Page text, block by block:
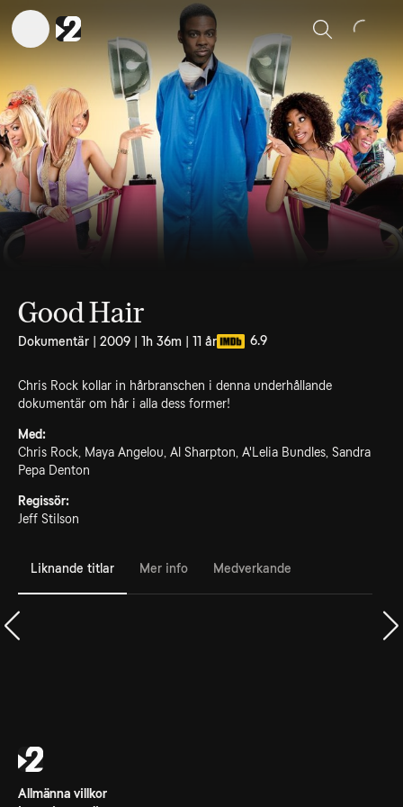
Sök
Good Hair
Dokumentär | 2009 | 1h 36m | 11 år 6.9
Chris Rock kollar in hårbranschen i denna underhållande
dokumentär om hår i alla dess former!
Med:
Chris Rock, Maya Angelou, Al Sharpton, A'Lelia Bundles, Sandra
Pepa Denton
Regissör:
Jeff Stilson
Liknande titlar Mer info Medverkande
Allmänna villkor